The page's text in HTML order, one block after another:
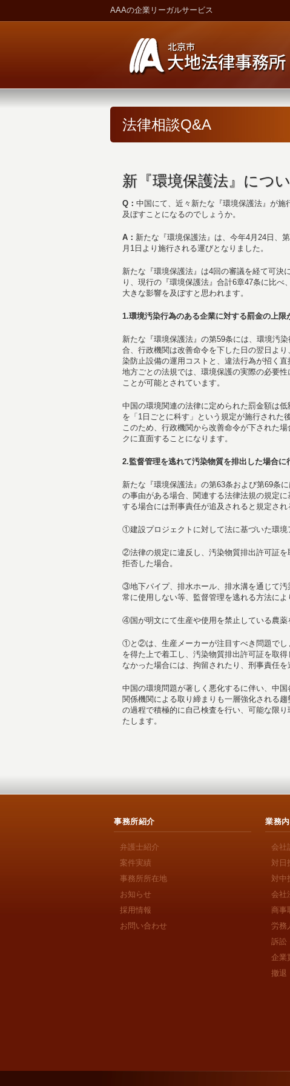
AAAの企業リーガルサービス
法律相談Q&A
新『環境保護法』につ
Q ： 中国にて、近々新たな『環境保護法』が
及ぼすことになるのでしょうか。
A ： 新たな『環境保護法』は、今年4月24日、
月1日より施行される運びとなりました。
新たな『環境保護法』は4回の審議を経て可決
り、現行の『環境保護法』合計6章47条に比
大きな影響を及ぼすと思われます。
1.環境汚染行為のある企業に対する罰金の上限
新たな『環境保護法』の第59条には、環境汚
合、行政機関は改善命令を下した日の翌日よ
染防止設備の運用コストと、違法行為が招く
地方ごとの法規では、環境保護の実際の必要
ことが可能とされています。
中国の環境関連の法律に定められた罰金額は
を「1日ごとに科す」という規定が施行された
このため、行政機関から改善命令が下された
クに直面することになります。
2.監督管理を逃れて汚染物質を排出した場合
新たな『環境保護法』の第63条および第69条
の事由がある場合、関連する法律法規の規定
する場合には刑事責任が追及されると規定され
①建設プロジェクトに対して法に基づいた環境
②法律の規定に違反し、汚染物質排出許可証
拒否した場合。
③地下パイプ、排水ホール、排水溝を通じて
常に使用しない等、監督管理を逃れる方法によ
④国が明文にて生産や使用を禁止している農薬
①と②は、生産メーカーが注目すべき問題でし
を得た上で着工し、汚染物質排出許可証を取
なかった場合には、拘留されたり、刑事責任を
中国の環境問題が著しく悪化するに伴い、中
関係機関による取り締まりも一層強化される
の過程で積極的に自己検査を行い、可能な限
たします。
事務所紹介
弁護士紹介
案件実績
事務所所在地
お知らせ
採用情報
お問い合わせ
業務
会社
対日
対中
会社
商事
労務
訴訟
企業
撤退